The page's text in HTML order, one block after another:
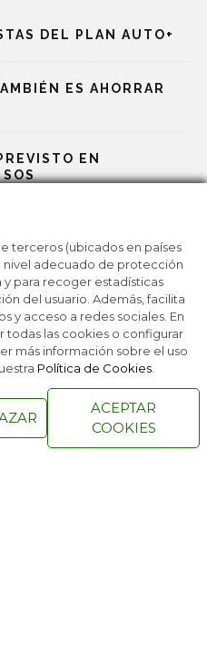
terceros (ubicados en países
nivel adecuado de protección
para recoger estadísticas
del usuario. Además, facilita
y acceso a redes sociales. En
todas las cookies o configurar
más información sobre el uso
Política de Cookies
ACEPTAR
COOKIES
DEL PLAN AUTO+
ES AHORRAR
EN
SOS
LOS VIAJES
FORMA DE
LOS DERECHOS